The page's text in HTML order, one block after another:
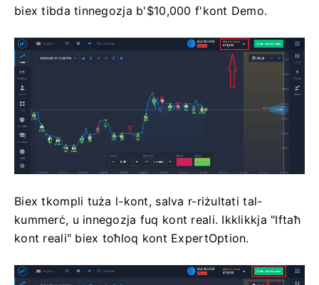
biex tibda tinnegozja b'$10,000 f'kont Demo.
Biex tkompli tuża l-kont, salva r-riżultati tal-
kummerċ, u innegozja fuq kont reali. Ikklikkja "Iftaħ
kont reali" biex toħloq kont ExpertOption.